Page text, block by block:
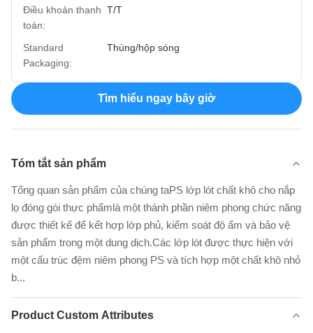
Điều khoản thanh
toán:
T/T
Standard
Packaging:
Thùng/hộp sóng
Tìm hiểu ngay bây giờ
Tóm tắt sản phẩm
Tổng quan sản phẩm của chúng taPS lớp lót chất khô cho nắp
lọ đóng gói thực phẩmlà một thành phần niêm phong chức năng
được thiết kế để kết hợp lớp phủ, kiểm soát độ ẩm và bảo vệ
sản phẩm trong một dung dịch.Các lớp lót được thực hiện với
một cấu trúc đệm niêm phong PS và tích hợp một chất khô nhỏ
b...
Product Custom Attributes